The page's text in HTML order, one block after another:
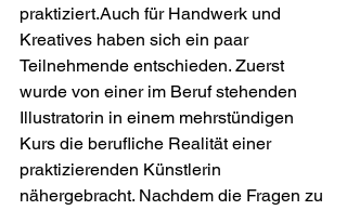
praktiziert.Auch für Handwerk und
Kreatives haben sich ein paar
Teilnehmende entschieden. Zuerst
wurde von einer im Beruf stehenden
Illustratorin in einem mehrstündigen
Kurs die berufliche Realität einer
praktizierenden Künstlerin
nähergebracht. Nachdem die Fragen zu